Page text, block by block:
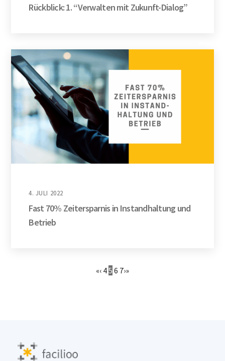
Rückblick: 1. “Verwalten mit Zukunft-Dialog”
4. JULI 2022
Fast 70% Zeitersparnis in Instandhaltung und
Betrieb
«‹ 45 6 7›»